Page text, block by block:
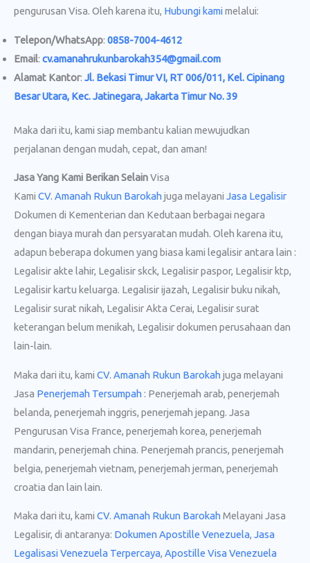
pengurusan Visa. Oleh karena itu, Hubungi kamimelalui:
Telepon/WhatsApp: 0858-7004-4612
Email: cv.amanahrukunbarokah354@gmail.com
Alamat Kantor: Jl. Bekasi Timur VI, RT 006/011, Kel. Cipinang
Besar Utara, Kec. Jatinegara, Jakarta Timur No. 39
Maka dari itu, kami siap membantu kalian mewujudkan
perjalanan dengan mudah, cepat, dan aman!
Jasa Yang Kami Berikan SelainVisa
Kami CV. Amanah Rukun Barokah juga melayani Jasa Legalisir
Dokumen di Kementerian dan Kedutaan berbagai negara
dengan biaya murah dan persyaratan mudah. Oleh karena itu,
adapun beberapa dokumen yang biasa kami legalisir antara lain :
Legalisir akte lahir, Legalisir skck, Legalisir paspor, Legalisir ktp,
Legalisir kartu keluarga. Legalisir ijazah, Legalisir buku nikah,
Legalisir surat nikah, Legalisir Akta Cerai, Legalisir surat
keterangan belum menikah, Legalisir dokumen perusahaan dan
lain-lain.
Maka dari itu, kami CV. Amanah Rukun Barokah juga melayani
Jasa Penerjemah Tersumpah : Penerjemah arab, penerjemah
belanda, penerjemah inggris, penerjemah jepang. Jasa
Pengurusan Visa France, penerjemah korea, penerjemah
mandarin, penerjemah china. Penerjemah prancis, penerjemah
belgia, penerjemah vietnam, penerjemah jerman, penerjemah
croatia dan lain lain.
Maka dari itu, kami CV. Amanah Rukun Barokah Melayani Jasa
Legalisir, di antaranya: Dokumen Apostille Venezuela, Jasa
Legalisasi Venezuela Terpercaya, Apostille Visa Venezuela